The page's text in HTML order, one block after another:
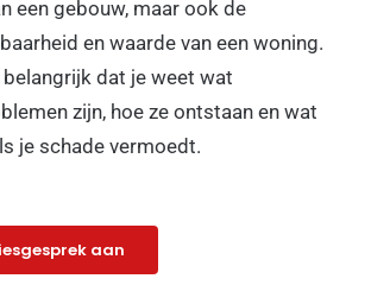
een gebouw, maar ook de
en waarde van een woning.
dat je weet wat
zijn, hoe ze ontstaan en wat
je schade vermoedt.
aan